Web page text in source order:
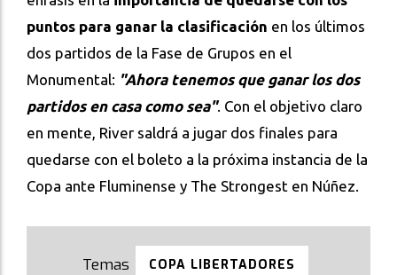
puntos para ganar la clasificación en los últimos
dos partidos de la Fase de Grupos en el
Monumental: "Ahora tenemos que ganar los dos
partidos en casa como sea". Con el objetivo claro
en mente, River saldrá a jugar dos finales para
quedarse con el boleto a la próxima instancia de la
Copa ante Fluminense y The Strongest en Núñez.
COPA LIBERTADORES